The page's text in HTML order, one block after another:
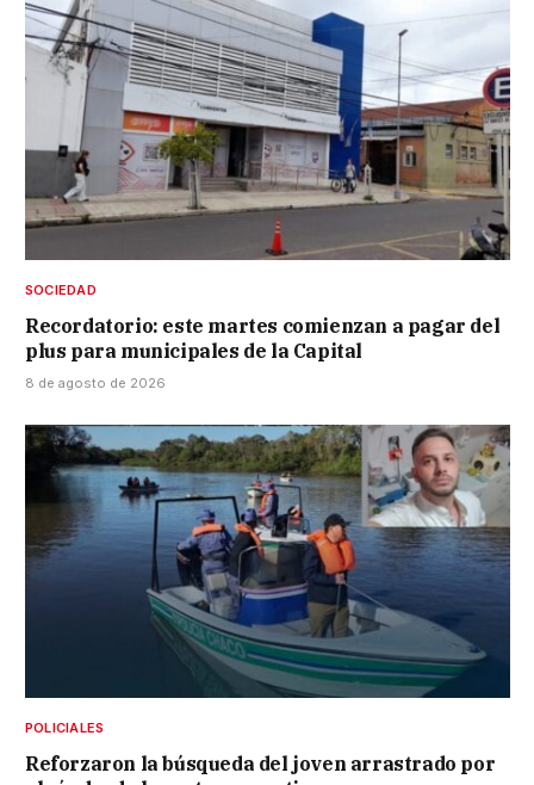
SOCIEDAD
Recordatorio: este martes comienzan a pagar del
plus para municipales de la Capital
8 de agosto de 2026
POLICIALES
Reforzaron la búsqueda del joven arrastrado por